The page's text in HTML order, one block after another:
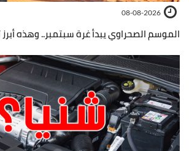
08-08-2026
الموسم الصحراوي يبدأ غرة سبتمبر.. وهذه